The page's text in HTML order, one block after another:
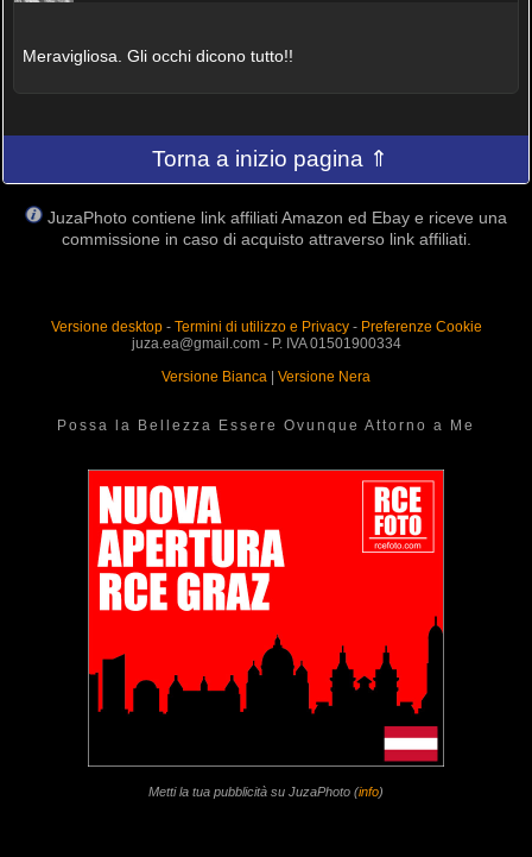
Meravigliosa. Gli occhi dicono tutto!!
Torna a inizio pagina ⇑
JuzaPhoto contiene link affiliati Amazon ed Ebay e riceve una
commissione in caso di acquisto attraverso link affiliati.
Versione desktop- Termini di utilizzo e Privacy- Preferenze Cookie
juza.ea@gmail.com - P. IVA 01501900334
Versione Bianca
Versione Nera
Possa la Bellezza Essere Ovunque Attorno a Me
Metti la tua pubblicità su JuzaPhoto (info)